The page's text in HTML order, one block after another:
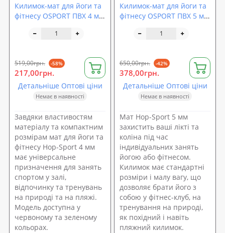
Килимок-мат для йоги та
фітнесу OSPORT ПВХ 4 мм
519,00грн. -58%
217,00грн.
Детальніше Оптові ціни
Немає в наявності
Завдяки властивостям
матеріалу та компактним
розмірам мат для йоги та
фітнесу Hop-Sport 4 мм
має універсальне
призначення для занять
спортом у залі,
відпочинку та тренувань
на природі та на пляжі.
Модель доступна у
червоному та зеленому
кольорах.
Килимок-мат для йоги та
фітнесу OSPORT ПВХ 5 мм
650,00грн. -42%
378,00грн.
Детальніше Оптові ціни
Немає в наявності
Мат Hop-Sport 5 мм
захистить ваші лікті та
коліна під час
індивідуальних занять
йогою або фітнесом.
Килимок має стандартні
розміри і малу вагу, що
дозволяє брати його з
собою у фітнес-клуб, на
тренування на природі,
як похідний і навіть
пляжний килимок.